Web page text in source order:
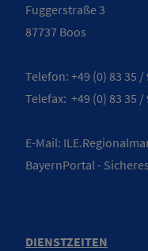
Fuggerstraße 3
87737 Boos
Telefon: +49 (0) 83 35 /
Telefax: +49 (0) 83 35 /
E-Mail: ILE
BayernPortal -
DIENSTZEITEN